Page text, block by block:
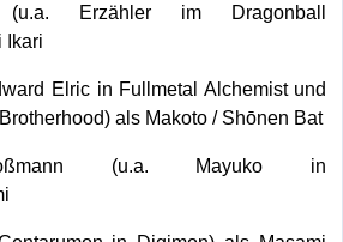
Erzähler im Dragonball
Ikari
Elric in Fullmetal Alchemist und
als Makoto / Shōnen Bat
(u.a. Mayuko in